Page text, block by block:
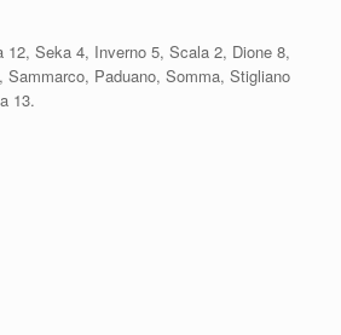
12, Seka 4, Inverno 5, Scala 2, Dione 8,
Sammarco, Paduano, Somma, Stigliano
13.